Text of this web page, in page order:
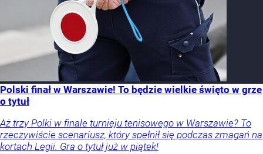
Polski finał w Warszawie! To będzie wielkie święto w grze
o tytuł
Aż trzy Polki w finale turnieju tenisowego w Warszawie? To
rzeczywiście scenariusz, który spełnił się podczas zmagań na
kortach Legii. Gra o tytuł już w piątek!